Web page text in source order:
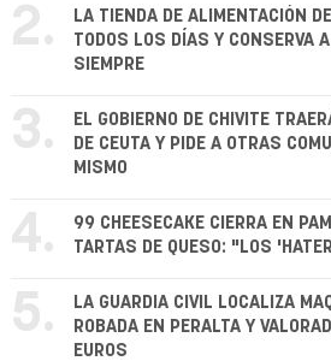
2.
LA TIENDA DE ALIMENTACIÓN
TODOS LOS DÍAS Y CONSERVA
SIEMPRE
3.
EL GOBIERNO DE CHIVITE
DE CEUTA Y PIDE A OTRAS
MISMO
4.
99 CHEESECAKE CIERRA EN
TARTAS DE QUESO: "LOS
5.
LA GUARDIA CIVIL LOCALIZA
ROBADA EN PERALTA Y
EUROS